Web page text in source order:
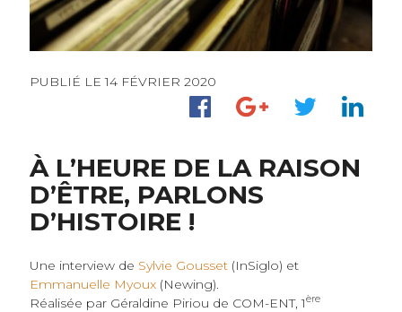
PUBLIÉ LE 14 FÉVRIER 2020
À L’HEURE DE LA RAISON
D’ÊTRE, PARLONS
D’HISTOIRE !
Une interview de Sylvie Gousset(InSiglo) et
Emmanuelle Myoux(Newing).
Réalisée par Géraldine Piriou de COM-ENT, 1ère